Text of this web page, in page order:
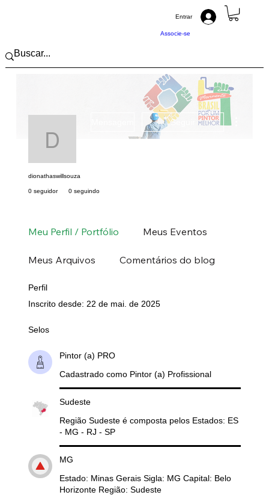
Associe-se
Entrar
dionathaswillsouza
Seguir
dionathaswillsouza
0 seguidor 0 seguindo
Meu Perfil / Portfólio Meus Eventos
Meus Arquivos Comentários do blog
Perfil
Inscrito desde: 22 de mai. de 2025
Selos
Pintor (a) PRO
Cadastrado como Pintor (a) Profissional
Sudeste
Região Sudeste é composta pelos Estados: ES
- MG - RJ - SP
MG
Estado: Minas Gerais Sigla: MG Capital: Belo
Horizonte Região: Sudeste